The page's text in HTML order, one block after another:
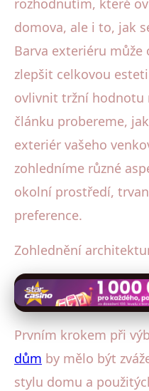
rozhodnutím, které
domova, ale i to, jak
Barva exteriéru může
zlepšit celkovou
ovlivnit tržní
článku probereme,
exteriér vašeho
zohledníme různé
okolní prostředí,
preference.
Zohlednění
Prvním krokem při
dům by mělo být
stylu domu a